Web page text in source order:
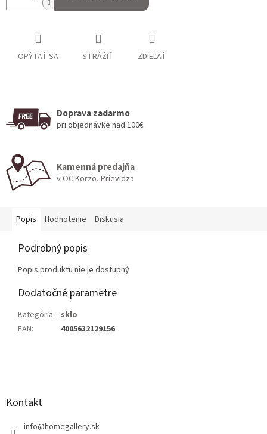
OPÝTAŤ SA STRÁŽIŤ ZDIEĽAŤ
Doprava zadarmo
pri objednávke nad 100€
Kamenná predajňa
v OC Korzo, Prievidza
Popis Hodnotenie Diskusia
Podrobný popis
Popis produktu nie je dostupný
Dodatočné parametre
Kategória: sklo
EAN: 4005632129156
Kontakt
info@homegallery.sk